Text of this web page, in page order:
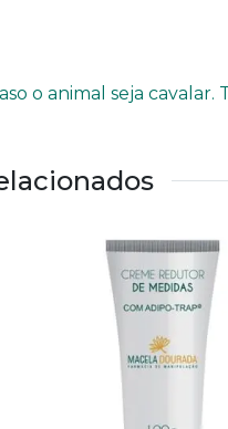
o animal seja